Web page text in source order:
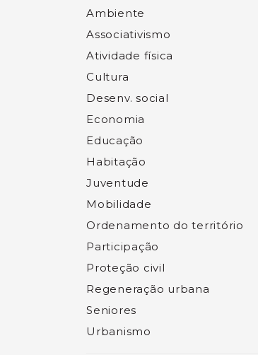
Ambiente
Associativismo
Atividade física
Cultura
Desenv. social
Economia
Educação
Habitação
Juventude
Mobilidade
Ordenamento do território
Participação
Proteção civil
Regeneração urbana
Seniores
Urbanismo